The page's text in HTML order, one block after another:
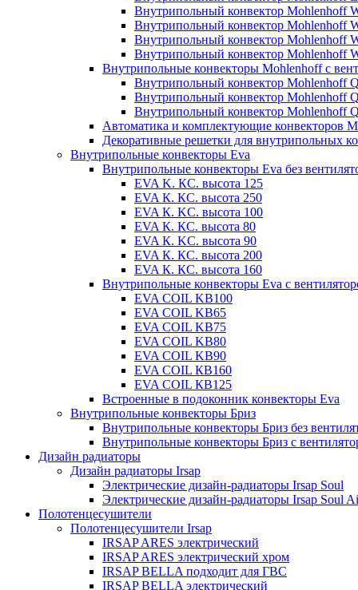
Внутрипольный конвектор Mohlenhoff
Внутрипольный конвектор Mohlenhoff
Внутрипольный конвектор Mohlenhoff
Внутрипольный конвектор Mohlenhoff
Внутрипольные конвекторы Mohlenhoff с
Внутрипольный конвектор Mohlenhoff
Внутрипольный конвектор Mohlenhoff
Внутрипольный конвектор Mohlenhoff
Автоматика и комплектующие конвекторов
Декоративные решетки для внутрипольных
Внутрипольные конвекторы Eva
Внутрипольные конвекторы Eva без
EVA K. КС. высота 125
EVA К. КС. высота 250
EVA К. KС. высота 100
EVA К. КС. высота 80
EVA К. KC. высота 90
EVA К. КС. высота 200
EVA К. КС. высота 160
Внутрипольные конвекторы Eva с
EVA COIL KB100
EVA COIL KB65
EVA COIL KB75
EVA COIL KB80
EVA COIL KB90
EVA COIL КВ160
EVA COIL КВ125
Встроенные в подоконник конвекторы Eva
Внутрипольные конвекторы Бриз
Внутрипольные конвекторы Бриз без
Внутрипольные конвекторы Бриз с
Дизайн радиаторы
Дизайн радиаторы Irsap
Электрические дизайн-радиаторы Irsap Soul
Электрические дизайн-радиаторы Irsap Soul
Полотенцесушители
Полотенцесушители Irsap
IRSAP ARES электрический
IRSAP ARES электрический хром
IRSAP BELLA подходит для ГВС
IRSAP BELLA электрический